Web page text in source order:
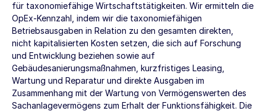
für taxonomiefähige Wirtschaftstätigkeiten. Wir ermitteln die
OpEx-Kennzahl, indem wir die taxonomiefähigen
Betriebsausgaben in Relation zu den gesamten direkten,
nicht kapitalisierten Kosten setzen, die sich auf Forschung
und Entwicklung beziehen sowie auf
Gebäudesanierungsmaßnahmen, kurzfristiges Leasing,
Wartung und Reparatur und direkte Ausgaben im
Zusammenhang mit der Wartung von Vermögenswerten des
Sachanlagevermögens zum Erhalt der Funktionsfähigkeit. Die